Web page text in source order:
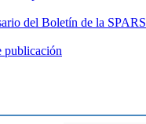
del Boletín de la SPARS
publicación